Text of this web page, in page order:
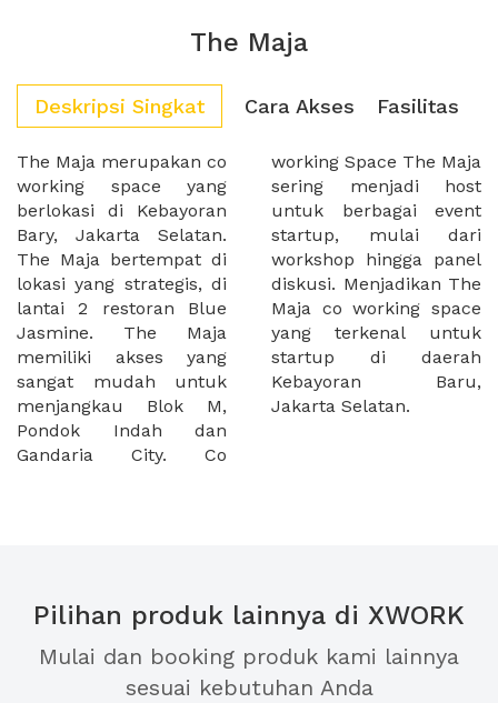
The Maja
Deskripsi Singkat Cara Akses Fasilitas
The Maja merupakan co
working space yang
berlokasi di Kebayoran
Bary, Jakarta Selatan.
The Maja bertempat di
lokasi yang strategis, di
lantai 2 restoran Blue
Jasmine. The Maja
memiliki akses yang
sangat mudah untuk
menjangkau Blok M,
Pondok Indah dan
Gandaria City. Co
working Space The Maja
sering menjadi host
untuk berbagai event
startup, mulai dari
workshop hingga panel
diskusi. Menjadikan The
Maja co working space
yang terkenal untuk
startup di daerah
Kebayoran Baru,
Jakarta Selatan.
Pilihan produk lainnya di XWORK
Mulai dan booking produk kami lainnya
sesuai kebutuhan Anda